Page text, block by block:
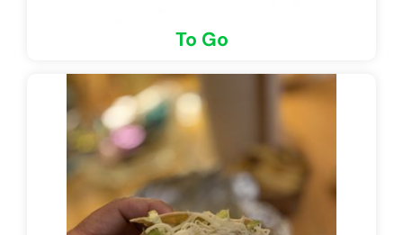
To Go